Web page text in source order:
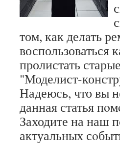
том, как делать
воспользоваться
пролистать
"Моделист-
Надеюсь, что вы
данная статья
Заходите на наш
актуальных